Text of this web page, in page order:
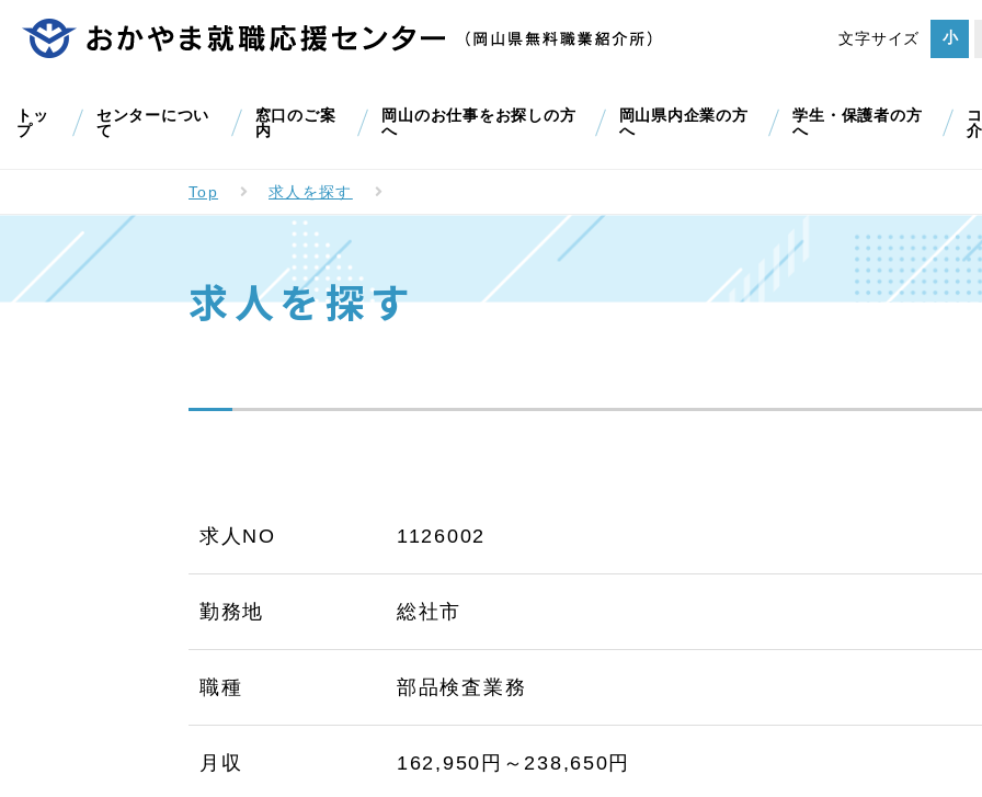
文字サイズ 小
トッ
プ
センターについ
て
窓口のご案
内
岡山のお仕事をお探しの方
へ
岡山県内企業の方
へ
学生・保護者の方
へ
介
Top 求人を探す
求人を探す
求人NO 1126002
勤務地 総社市
職種 部品検査業務
月収 162,950円～238,650円